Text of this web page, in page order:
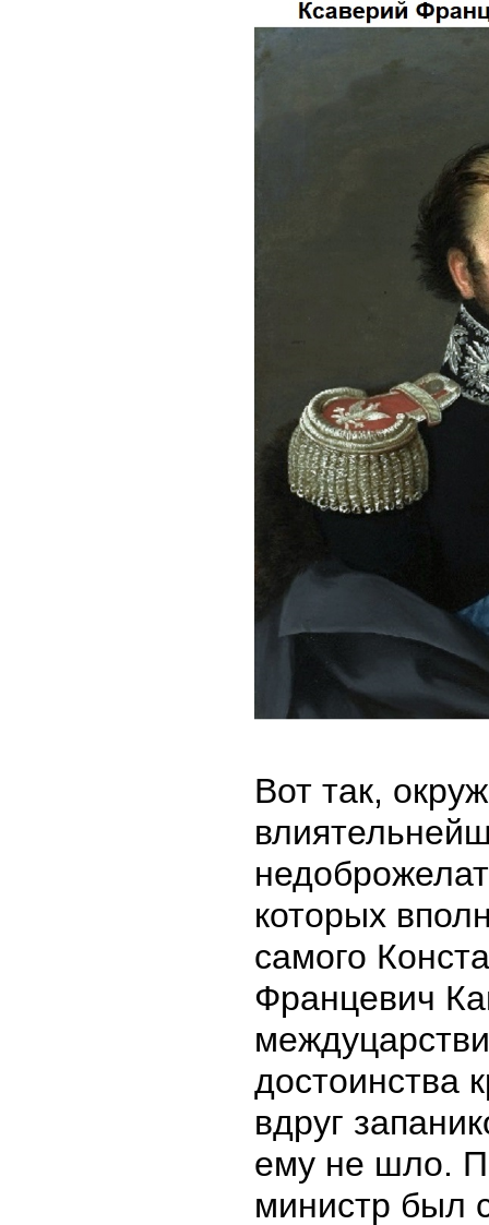
Вот так,
которых
самого
Францевич
достоинства
вдруг
ему не шло.
министр был